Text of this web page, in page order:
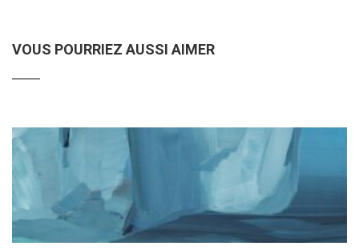
VOUS POURRIEZ AUSSI AIMER